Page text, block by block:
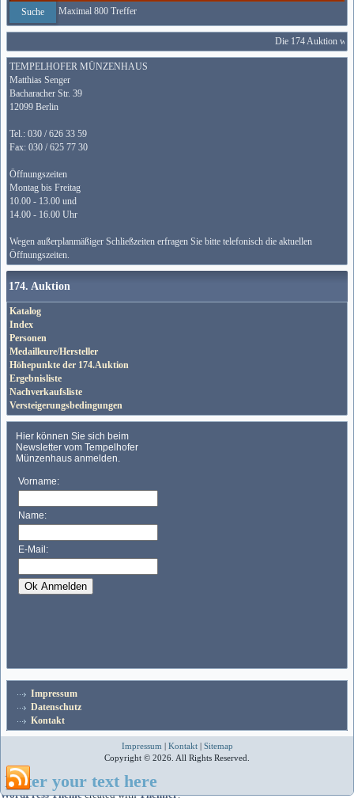
Maximal 800 Treffer
Die 174 Auktion
TEMPELHOFER MÜNZENHAUS
Matthias Senger
Bacharacher Str. 39
12099 Berlin
Tel.: 030 / 626 33 59
Fax: 030 / 625 77 30
Öffnungszeiten
Montag bis Freitag
10.00 - 13.00 und
14.00 - 16.00 Uhr
Wegen außerplanmäßiger Schließzeiten erfragen Sie bitte telefonisch die aktuellen
Öffnungszeiten.
174. Auktion
Katalog
Index
Personen
Medailleure/Hersteller
Höhepunkte der 174.Auktion
Ergebnisliste
Nachverkaufsliste
Versteigerungsbedingungen
Impressum
Datenschutz
Kontakt
Impressum | Kontakt| Sitemap
Copyright © 2026. All Rights Reserved.
Enter your text here
WordPress Themecreated withThemler.